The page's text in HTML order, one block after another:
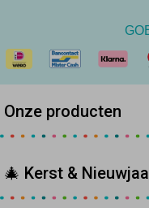
Onze producten
🎄 Kerst &